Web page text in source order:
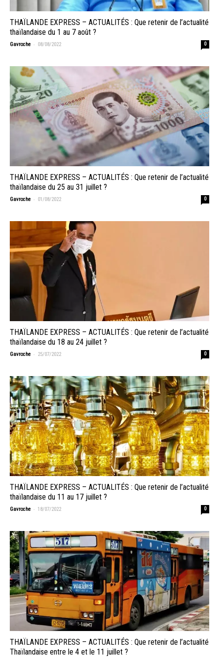
THAÏLANDE EXPRESS – ACTUALITÉS : Que retenir de l’actualité
thaïlandaise du 1 au 7 août ?
Gavroche - 08/08/2022 0
THAÏLANDE EXPRESS – ACTUALITÉS : Que retenir de l’actualité
thaïlandaise du 25 au 31 juillet ?
Gavroche - 01/08/2022 0
THAÏLANDE EXPRESS – ACTUALITÉS : Que retenir de l’actualité
thaïlandaise du 18 au 24 juillet ?
Gavroche - 25/07/2022 0
THAÏLANDE EXPRESS – ACTUALITÉS : Que retenir de l’actualité
thaïlandaise du 11 au 17 juillet ?
Gavroche - 18/07/2022 0
THAÏLANDE EXPRESS – ACTUALITÉS : Que retenir de l’actualité
Thaïlandaise entre le 4 et le 11 juillet ?